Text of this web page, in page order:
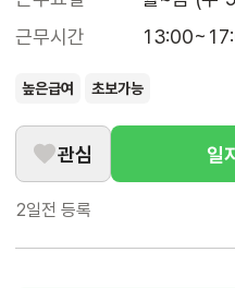
근무시간
높은급여 초보가능
관심 일
2일전 등록